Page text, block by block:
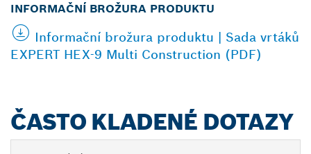
INFORMAČNÍ BROŽURA PRODUKTU
Informační brožura produktu | Sada vrtáků
EXPERT HEX-9 Multi Construction (PDF)
ČASTO KLADENÉ DOTAZY